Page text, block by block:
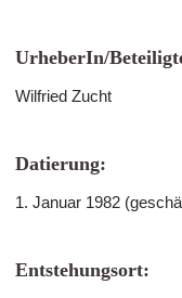
UrheberIn/
Wilfried Zucht
Datierung:
1. Januar 1982
Entstehungsort: